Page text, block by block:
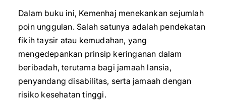
Dalam buku ini, Kemenhaj menekankan sejumlah
poin unggulan. Salah satunya adalah pendekatan
fikih taysir atau kemudahan, yang
mengedepankan prinsip keringanan dalam
beribadah, terutama bagi jamaah lansia,
penyandang disabilitas, serta jamaah dengan
risiko kesehatan tinggi.